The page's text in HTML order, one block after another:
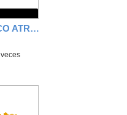
RADIOTEATRO: EL ECO ATRAPADO EN EL DESVÁN
veces